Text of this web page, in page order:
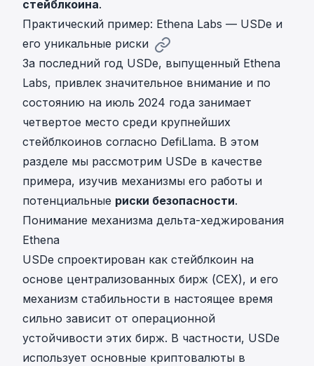
стейблкоина.
Практический пример: Ethena Labs — USDe и
его уникальные риски
За последний год USDe, выпущенный Ethena
Labs, привлек значительное внимание и по
состоянию на июль 2024 года занимает
четвертое место среди крупнейших
стейблкоинов согласно DefiLlama. В этом
разделе мы рассмотрим USDe в качестве
примера, изучив механизмы его работы и
потенциальные риски безопасности.
Понимание механизма дельта-хеджирования
Ethena
USDe спроектирован как стейблкоин на
основе централизованных бирж (CEX), и его
механизм стабильности в настоящее время
сильно зависит от операционной
устойчивости этих бирж. В частности, USDe
использует основные криптовалюты в